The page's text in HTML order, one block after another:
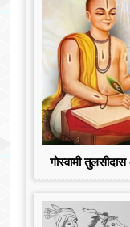
गोस्वामी